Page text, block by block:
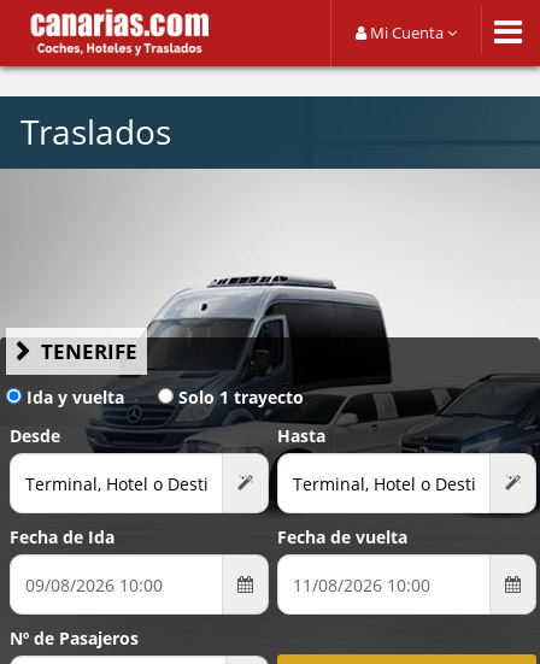
Mi Cuenta
Traslados
TENERIFE
Ida y vuelta
Solo 1 trayecto
Desde
Hasta
Fecha de Ida Fecha de vuelta
Nº de Pasajeros